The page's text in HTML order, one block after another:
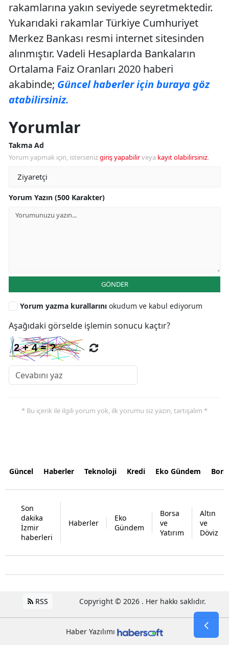
rakamlarına yakın seviyede seyretmektedir.
Yukarıdaki rakamlar Türkiye Cumhuriyet
Merkez Bankası resmi internet sitesinden
alınmıştır. Vadeli Hesaplarda Bankaların
Ortalama Faiz Oranları 2020 haberi
akabinde; Güncel haberler için buraya göz
atabilirsiniz.
Yorumlar
Takma Ad
Yorum yapmak için, istersenizgiriş yapabilirveya kayıt olabilirsiniz.
Yorum Yazın (500 Karakter)
GÖNDER
Yorum yazma kurallarını okudum ve kabul ediyorum
Aşağıdaki görselde işlemin sonucu kaçtır?
* Bu içerik ile ilgili yorum yok, ilk yorumu siz yazın, tartışalım *
Güncel Haberler Teknoloji Kredi Eko Gündem
Son
dakika
İzmir
haberleri
Haberler
Eko
Gündem
Borsa
ve
Yatırım
Altın
ve
Döviz
RSS Copyright © 2026 . Her hakkı saklıdır.
Haber Yazılımı